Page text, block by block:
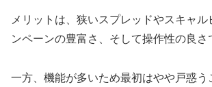
メリットは、狭いスプレッドやスキャル
ンペーンの豊富さ、そして操作性の良さ
一方、機能が多いため最初はやや戸惑う